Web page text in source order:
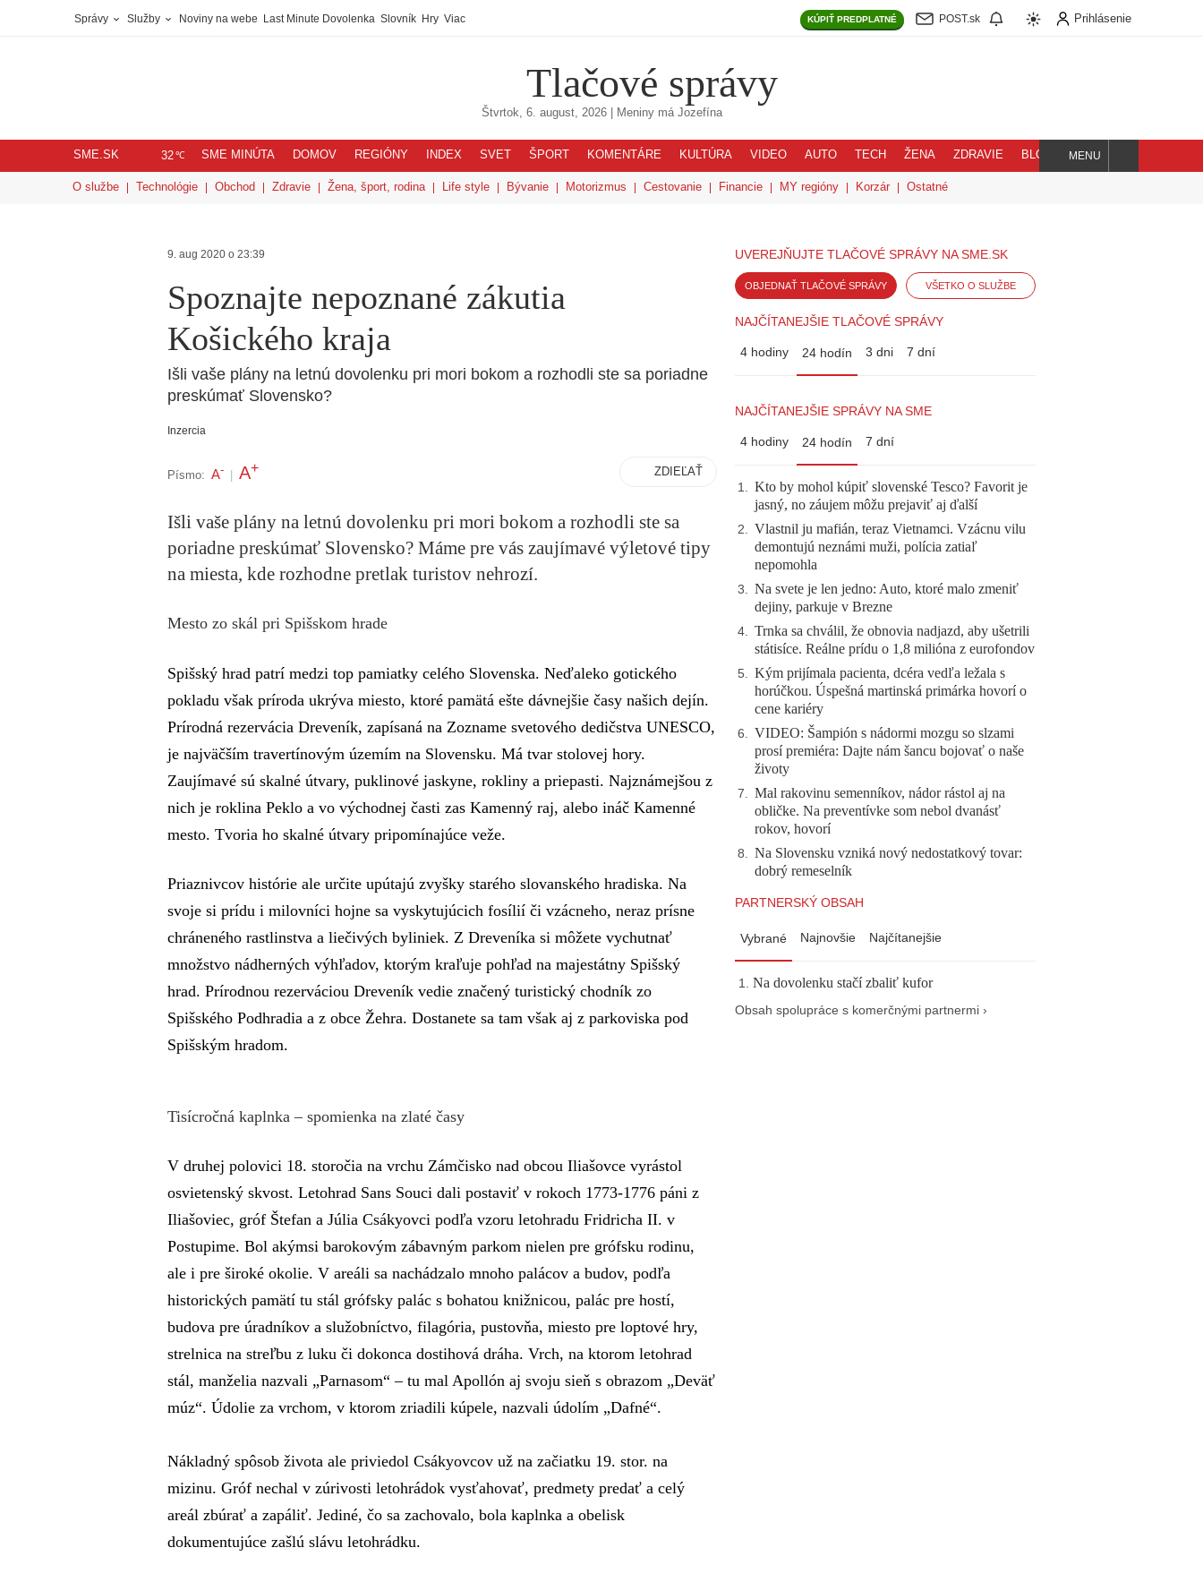
Správy Služby Noviny na webe Last Minute Dovolenka Slovník Hry Viac KÚPIŤ PREDPLATNÉ POST.sk Prihlásenie
Tlačové správy
Štvrtok, 6. august, 2026| Meniny má Jozefína
SME.SK 32℃ SME MINÚTA DOMOV REGIÓNY INDEX SVET ŠPORT KOMENTÁRE KULTÚRA VIDEO AUTO TECH ŽENA ZDRAVIE BLOG
Hľadaj
MENU
O službe Technológie Obchod Zdravie Žena, šport, rodina Life style Bývanie Motorizmus Cestovanie Financie MY regióny Korzár Ostatné
9. aug 2020 o 23:39
Spoznajte nepoznané zákutia
Košického kraja
Išli vaše plány na letnú dovolenku pri mori bokom a rozhodli ste sa poriadne
preskúmať Slovensko?
Inzercia
Písmo: A- A+ ZDIEĽAŤ
Išli vaše plány na letnú dovolenku pri mori bokom a rozhodli ste sa
poriadne preskúmať Slovensko? Máme pre vás zaujímavé výletové tipy
na miesta, kde rozhodne pretlak turistov nehrozí.
Mesto zo skál pri Spišskom hrade
Spišský hrad patrí medzi top pamiatky celého Slovenska. Neďaleko gotického
pokladu však príroda ukrýva miesto, ktoré pamätá ešte dávnejšie časy našich dejín.
Prírodná rezervácia Dreveník, zapísaná na Zozname svetového dedičstva UNESCO,
je najväčším travertínovým územím na Slovensku. Má tvar stolovej hory.
Zaujímavé sú skalné útvary, puklinové jaskyne, rokliny a priepasti. Najznámejšou z
nich je roklina Peklo a vo východnej časti zas Kamenný raj, alebo ináč Kamenné
mesto. Tvoria ho skalné útvary pripomínajúce veže.
Priaznivcov histórie ale určite upútajú zvyšky starého slovanského hradiska. Na
svoje si prídu i milovníci hojne sa vyskytujúcich fosílií či vzácneho, neraz prísne
chráneného rastlinstva a liečivých byliniek. Z Dreveníka si môžete vychutnať
množstvo nádherných výhľadov, ktorým kraľuje pohľad na majestátny Spišský
hrad. Prírodnou rezerváciou Dreveník vedie značený turistický chodník zo
Spišského Podhradia a z obce Žehra. Dostanete sa tam však aj z parkoviska pod
Spišským hradom.
Tisícročná kaplnka – spomienka na zlaté časy
V druhej polovici 18. storočia na vrchu Zámčisko nad obcou Iliašovce vyrástol
osvietenský skvost. Letohrad Sans Souci dali postaviť v rokoch 1773-1776 páni z
Iliašoviec, gróf Štefan a Júlia Csákyovci podľa vzoru letohradu Fridricha II. v
Postupime. Bol akýmsi barokovým zábavným parkom nielen pre grófsku rodinu,
ale i pre široké okolie. V areáli sa nachádzalo mnoho palácov a budov, podľa
historických pamätí tu stál grófsky palác s bohatou knižnicou, palác pre hostí,
budova pre úradníkov a služobníctvo, filagória, pustovňa, miesto pre loptové hry,
strelnica na streľbu z luku či dokonca dostihová dráha. Vrch, na ktorom letohrad
stál, manželia nazvali „Parnasom“ – tu mal Apollón aj svoju sieň s obrazom „Deväť
múz“. Údolie za vrchom, v ktorom zriadili kúpele, nazvali údolím „Dafné“.
Nákladný spôsob života ale priviedol Csákyovcov už na začiatku 19. stor. na
mizinu. Gróf nechal v zúrivosti letohrádok vysťahovať, predmety predať a celý
areál zbúrať a zapáliť. Jediné, čo sa zachovalo, bola kaplnka a obelisk
dokumentujúce zašlú slávu letohrádku.
UVEREJŇUJTE TLAČOVÉ SPRÁVY NA SME.SK
OBJEDNAŤ TLAČOVÉ SPRÁVY VŠETKO O SLUŽBE
NAJČÍTANEJŠIE TLAČOVÉ SPRÁVY
4 hodiny 24 hodín 3 dni 7 dní
NAJČÍTANEJŠIE SPRÁVY NA SME
4 hodiny 24 hodín 7 dní
1. Kto by mohol kúpiť slovenské Tesco? Favorit je
jasný, no záujem môžu prejaviť aj ďalší
2. Vlastnil ju mafián, teraz Vietnamci. Vzácnu vilu
demontujú neznámi muži, polícia zatiaľ
nepomohla
3. Na svete je len jedno: Auto, ktoré malo zmeniť
dejiny, parkuje v Brezne
4. Trnka sa chválil, že obnovia nadjazd, aby ušetrili
státisíce. Reálne prídu o 1,8 milióna z eurofondov
5. Kým prijímala pacienta, dcéra vedľa ležala s
horúčkou. Úspešná martinská primárka hovorí o
cene kariéry
6. VIDEO: Šampión s nádormi mozgu so slzami
prosí premiéra: Dajte nám šancu bojovať o naše
životy
7. Mal rakovinu semenníkov, nádor rástol aj na
obličke. Na preventívke som nebol dvanásť
rokov, hovorí
8. Na Slovensku vzniká nový nedostatkový tovar:
dobrý remeselník
PARTNERSKÝ OBSAH
Vybrané Najnovšie Najčítanejšie
Na dovolenku stačí zbaliť kufor
Obsah spolupráce s komerčnými partnermi ›